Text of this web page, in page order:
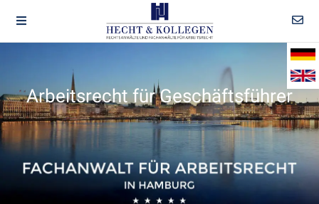
Arbeitsrecht für Geschäftsführer